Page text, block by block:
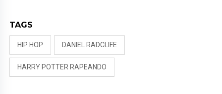
TAGS
HIP HOP DANIEL RADCLIFE
HARRY POTTER RAPEANDO